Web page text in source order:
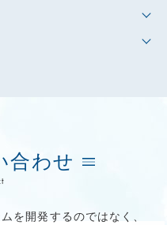
合わせ
を開発するのではなく、